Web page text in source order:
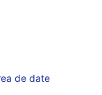
de date